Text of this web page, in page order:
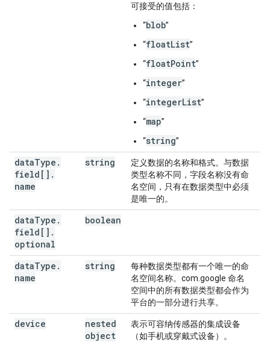
可接受的值包括：
“blob”
“floatList”
“floatPoint”
“integer”
“integerList”
“map”
“string”
dataType .
field[] .
name
string
定义数据的名称和格式。与数据
类型名称不同，字段名称没有命
名空间，只有在数据类型中必须
是唯一的。
dataType .
field[] .
optional
boolean
dataType .
name
string
每种数据类型都有一个唯一的命
名空间名称。com.google 命名
空间中的所有数据类型都会作为
平台的一部分进行共享。
device
nested
object
表示可容纳传感器的集成设备
（如手机或穿戴式设备）。